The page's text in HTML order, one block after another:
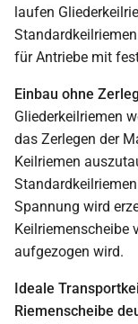
laufen
für Antriebe mit
Einbau ohne
Gliederkeilriemen
das Zerlegen der
Keilriemen
Spannung wird
Keilriemenscheibe
aufgezogen wird.
Ideale
Riemenscheibe